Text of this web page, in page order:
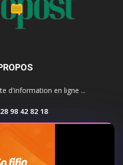
d'information en ligne ...
98 42 82 18